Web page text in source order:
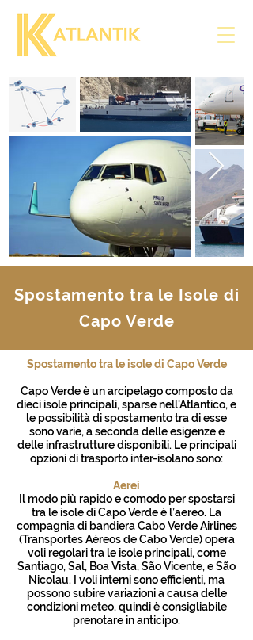
Spostamento tra le Isole di
Capo Verde
Spostamento tra le isole di Capo Verde
Capo Verde è un arcipelago composto da
dieci isole principali, sparse nell'Atlantico, e
le possibilità di spostamento tra di esse
sono varie, a seconda delle esigenze e
delle infrastrutture disponibili. Le principali
opzioni di trasporto inter-isolano sono:
Aerei
Il modo più rapido e comodo per spostarsi
tra le isole di Capo Verde è l’aereo. La
compagnia di bandiera Cabo Verde Airlines
(Transportes Aéreos de Cabo Verde) opera
voli regolari tra le isole principali, come
Santiago, Sal, Boa Vista, São Vicente, e São
Nicolau. I voli interni sono efficienti, ma
possono subire variazioni a causa delle
condizioni meteo, quindi è consigliabile
prenotare in anticipo.